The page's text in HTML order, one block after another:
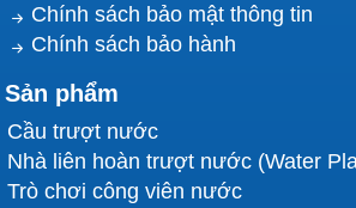
Chính sách bảo mật thông tin
Chính sách bảo hành
Sản phẩm
Cầu trượt nước
Nhà liên hoàn trượt nước (Water
Trò chơi công viên nước